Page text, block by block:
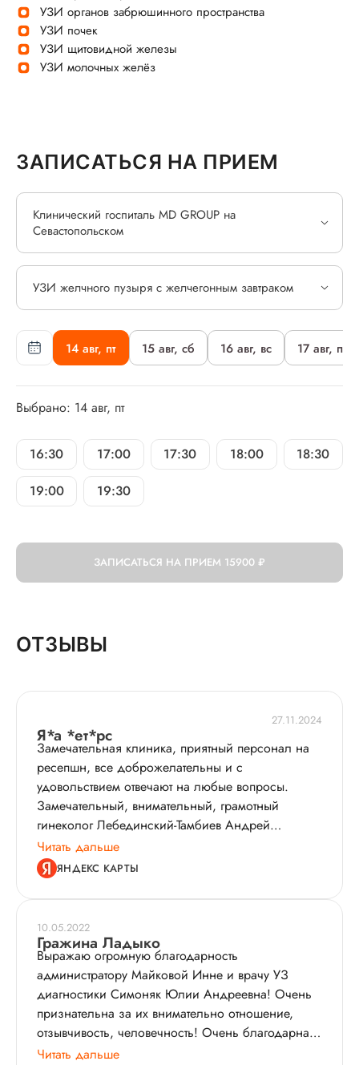
УЗИ органов забрюшинного пространства
УЗИ почек
УЗИ щитовидной железы
УЗИ молочных желёз
ЗАПИСАТЬСЯ НА ПРИЕМ
14 авг, пт 15 авг, сб 16 авг, вс 17 авг, пн
Выбрано: 14 авг, пт
16:30 17:00 17:30 18:00
18:30
19:00
19:30
Клинический госпиталь MD GROUP на
Севастопольском
УЗИ желчного пузыря с желчегонным завтраком
ЗАПИСАТЬСЯ НА ПРИЕМ 15900 ₽
ОТЗЫВЫ
27.11.2024
Я*а *ет*рс
Замечательная клиника, приятный персонал на
ресепшн, все доброжелательны и с
удовольствием отвечают на любые вопросы.
Замечательный, внимательный, грамотный
гинеколог Лебединский-Тамбиев Андрей
Андреевич, узи Симоняк Юлия Андреевна
потрясающий специалист и очень добрая,
внимательная. Не сомневаюсь, что в клиники и
другие специалисты очень хорошие. Спасибо за
Ваш сервис и любовь к делу.
Читать дальше
ЯНДЕКС КАРТЫ
10.05.2022
Гражина Ладыко
Выражаю огромную благодарность
администратору Майковой Инне и врачу УЗ
диагностики Симоняк Юлии Андреевна! Очень
признательна за их внимательно отношение,
отзывчивость, человечность! Очень благодарна
доктору за её профессионализм и детальное
Читать дальше